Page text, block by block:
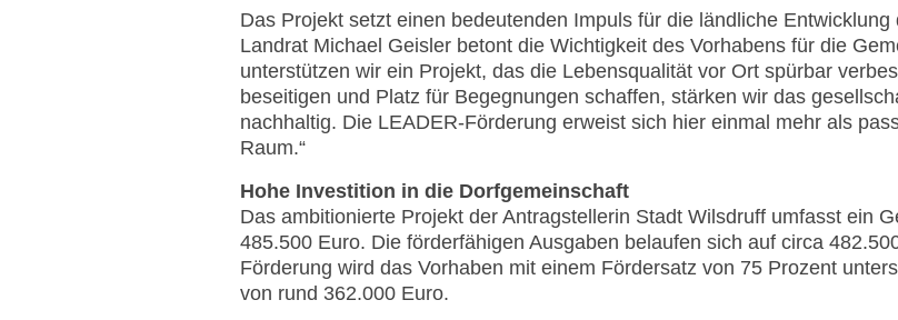
Das Projekt setzt einen bedeutenden Impuls für die ländliche
Landrat Michael Geisler betont die Wichtigkeit des Vorhabens für die
unterstützen wir ein Projekt, das die Lebensqualität vor Ort spürbar
beseitigen und Platz für Begegnungen schaffen, stärken wir das
nachhaltig. Die LEADER-Förderung erweist sich hier einmal mehr als
Raum.“
Hohe Investition in die Dorfgemeinschaft
Das ambitionierte Projekt der Antragstellerin Stadt Wilsdruff umfasst ein
485.500 Euro. Die förderfähigen Ausgaben belaufen sich auf circa
Förderung wird das Vorhaben mit einem Fördersatz von 75 Prozent
von rund 362.000 Euro.